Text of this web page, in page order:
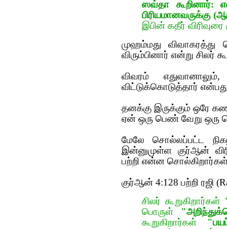
ஸவ்தா கூறினார்:
பிரியமானவருக்கு
இபின் கதீர்
முஹம்மது
விரும்பினார் என்று சிலர்
விவரம்
விட்டுக்கொடுத்தார்
தனக்கு இருக்கும் ஒரே
ஏன் ஒரு பெண் வேறு ஒரு
மேலே சொல்லப்ப‌ட்ட‌
இன்னுமுள்ள‌ குர்‍ஆன்
பற்றி என்ன‌
குர்‍ஆன் 4:128 பற்றி ரஜி
சிலர் கூறுகிறார்கள்
பொருள்
கூறுகிறார்கள்